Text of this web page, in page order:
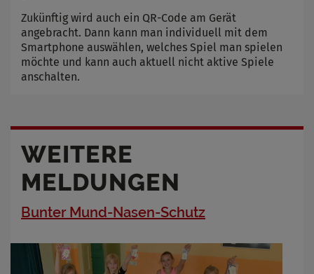
Zukünftig wird auch ein QR-Code am Gerät
angebracht. Dann kann man individuell mit dem
Smartphone auswählen, welches Spiel man spielen
möchte und kann auch aktuell nicht aktive Spiele
anschalten.
WEITERE
MELDUNGEN
Bunter Mund-Nasen-Schutz